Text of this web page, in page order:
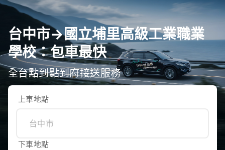
台中市→國立埔里高級工業職業
學校：包車最快
全台點到點到府接送服務
上車地點
下車地點